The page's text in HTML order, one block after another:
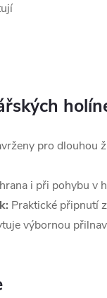
pro dlouhou
i při pohybu v
Praktické připnutí
výbornou